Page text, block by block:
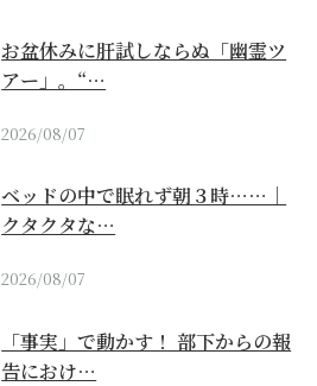
お盆休みに肝試しならぬ「幽霊ツ
アー」。“…
2026/08/07
ベッドの中で眠れず朝３時……｜
クタクタな…
2026/08/07
「事実」で動かす！ 部下からの報
告におけ…